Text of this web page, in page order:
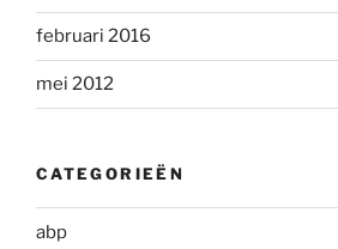
februari 2016
mei 2012
CATEGORIEËN
abp